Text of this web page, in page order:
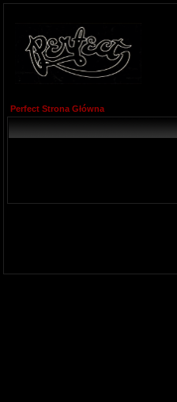
Perfect Strona Główna